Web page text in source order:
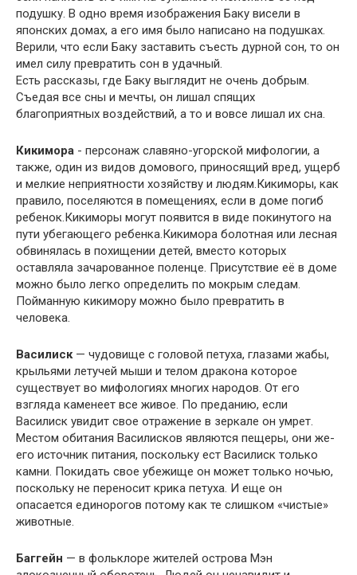
подушку. В одно время изображения Баку висели в
японских домах, а его имя было написано на подушках.
Верили, что если Баку заставить съесть дурной сон, то он
имел силу превратить сон в удачный.
Есть рассказы, где Баку выглядит не очень добрым.
Съедая все сны и мечты, он лишал спящих
благоприятных воздействий, а то и вовсе лишал их сна.
Кикимора - персонаж славяно-угорской мифологии, а
также, один из видов домового, приносящий вред, ущерб
и мелкие неприятности хозяйству и людям.Кикиморы, как
правило, поселяются в помещениях, если в доме погиб
ребенок.Кикиморы могут появится в виде покинутого на
пути убегающего ребенка.Кикимора болотная или лесная
обвинялась в похищении детей, вместо которых
оставляла зачарованное поленце. Присутствие её в доме
можно было легко определить по мокрым следам.
Пойманную кикимору можно было превратить в
человека.
Василиск — чудовище с головой петуха, глазами жабы,
крыльями летучей мыши и телом дракона которое
существует во мифологиях многих народов. От его
взгляда каменеет все живое. По преданию, если
Василиск увидит свое отражение в зеркале он умрет.
Местом обитания Василисков являются пещеры, они же-
его источник питания, поскольку ест Василиск только
камни. Покидать свое убежище он может только ночью,
поскольку не переносит крика петуха. И еще он
опасается единорогов потому как те слишком «чистые»
животные.
Баггейн — в фольклоре жителей острова Мэн